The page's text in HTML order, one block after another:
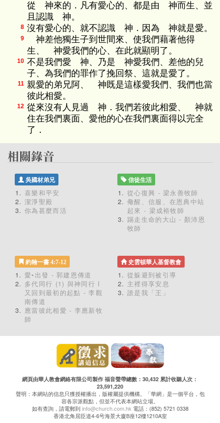
從 神來的．凡有愛心的、都是由 神而生、並
且認識 神。
8 沒有愛心的、就不認識 神．因為 神就是愛。
9
神差他獨生子到世間來、使我們藉著他得
生、 神愛我們的心、在此就顯明了。
10 不是我們愛 神、乃是 神愛我們、差他的兒
子、為我們的罪作了挽回祭、這就是愛了。
11 親愛的弟兄阿、 神既是這樣愛我們、我們也當
彼此相愛。
12 從來沒有人見過 神．我們若彼此相愛、 神就
住在我們裏面、愛他的心在我們裏面得以完全
了．
吳國材弟兄
喜樂和平安
潔淨聖殿
你為甚麼而活
信徒生活
從心復興 - 梁永善牧師
儆醒、信服、在恩典中站
起來 - 梁成裕牧師
踢走生命的大山 - 顏沛恩
牧師
約翰一書 4:7-12
愛•出發 - 郭建恩傳道
多代同行 (1) 與神同行 I
又回到最初的起點 - 李觀
南傳道
應當彼此相愛 - 李應新牧
師
史雲頓華人基督教會
從躲避到被引導
主裡得享安息
誰是我「王」
網頁由華人教會網絡有限公司製作 福音聲帶總數：30,432 累計收聽人次：
23,591,220
聲明：本網站的信息只獲授權播出，版權屬提供機構。「華網」是一個平台，包
容各宗派觀點，但並不代表本網站立場。
如有查詢，請電郵到info@church.com.hk 電話：(852) 5721 0338
香港北角屈臣道4-6号海景大廈B座12樓1210A室